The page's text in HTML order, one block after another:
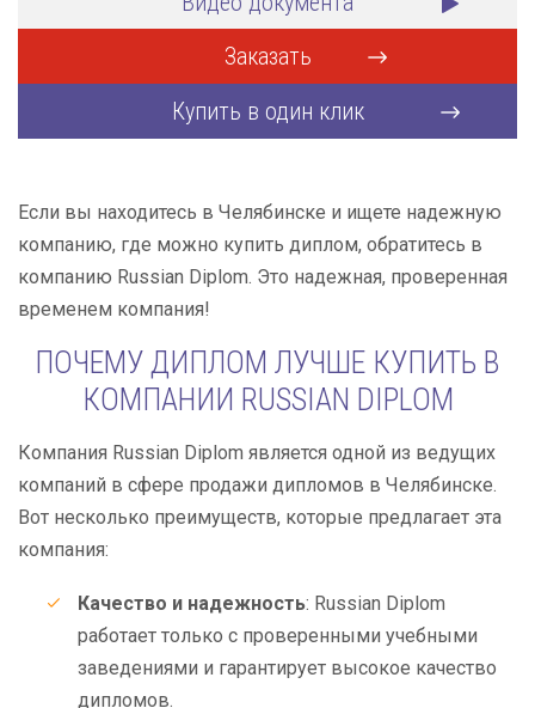
Заказать
Купить в один клик
Если вы находитесь в Челябинске и ищете надежную
компанию, где можно купить диплом, обратитесь в
компанию Russian Diplom. Это надежная, проверенная
временем компания!
ПОЧЕМУ ДИПЛОМ ЛУЧШЕ КУПИТЬ В
КОМПАНИИ RUSSIAN DIPLOM
Компания Russian Diplom является одной из ведущих
компаний в сфере продажи дипломов в Челябинске.
Вот несколько преимуществ, которые предлагает эта
компания:
Качество и надежность: Russian Diplom
работает только с проверенными учебными
заведениями и гарантирует высокое качество
дипломов.